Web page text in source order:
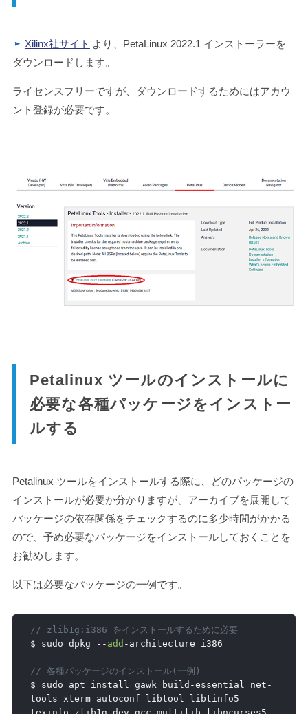
Xilinx社サイト より、PetaLinux 2022.1 インストーラーを
ダウンロードします。
ライセンスフリーですが、ダウンロードするためにはアカウ
ント登録が必要です。
Petalinux ツールのインストールに
必要な各種パッケージをインストー
ルする
Petalinux ツールをインストールする際に、どのパッケージの
インストールが必要か分かりますが、アーカイブを展開して
パッケージの依存関係をチェックするのに多少時間がかかる
ので、予め必要なパッケージをインストールしておくことを
お勧めします。
以下は必要なパッケージの一例です。
// zlib1g:i386 をインストールするために必要
$ sudo dpkg
-- add - architecture i386
// 各種パッケージのインストール(一例)
$ sudo apt install gawk build -essential net -
tools xterm autoconf libtool libtinfo5